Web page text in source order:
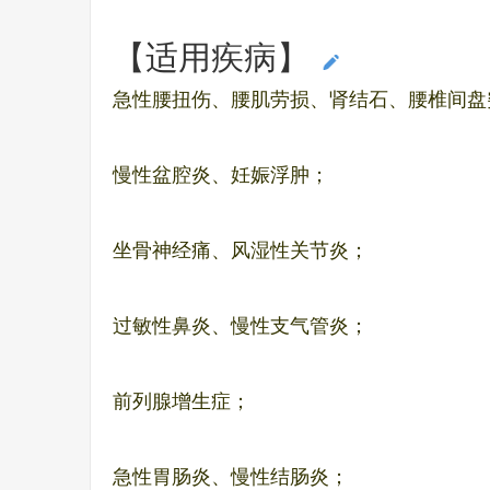
【适用疾病】
急性腰扭伤、腰肌劳损、肾结石、腰椎间
慢性盆腔炎、妊娠浮肿；
坐骨神经痛、风湿性关节炎；
过敏性鼻炎、慢性支气管炎；
前列腺增生症；
急性胃肠炎、慢性结肠炎；